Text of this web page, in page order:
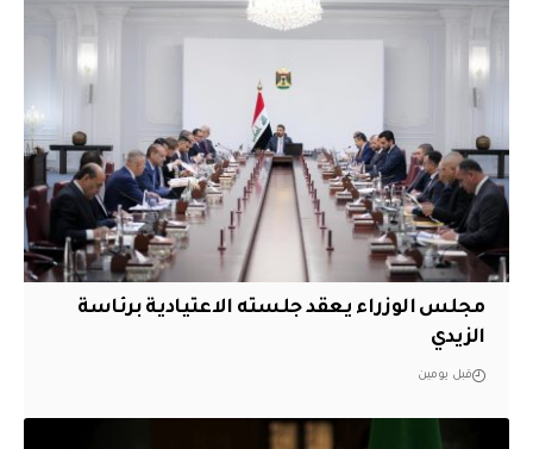
مجلس الوزراء يعقد جلسته الاعتيادية برئاسة
الزيدي
قبل يومين